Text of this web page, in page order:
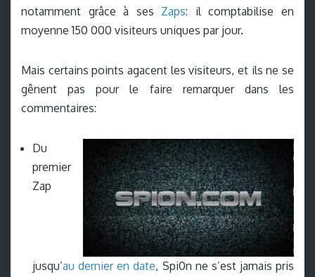
notamment grâce à ses Zaps: il comptabilise en
moyenne 150 000 visiteurs uniques par jour.
Mais certains points agacent les visiteurs, et ils ne se
gênent pas pour le faire remarquer dans les
commentaires:
Du
premier
Zap
jusqu’au dernier en date, Spi0n ne s’est jamais pris